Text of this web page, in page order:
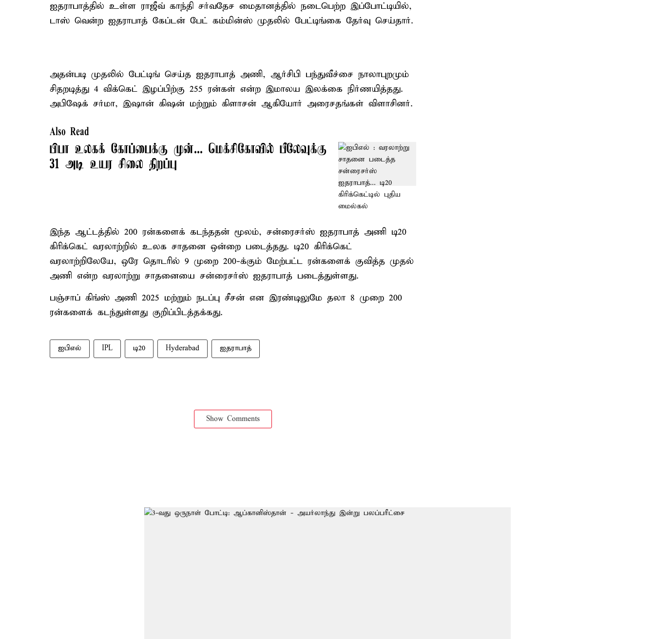
ஐதராபாத்தில் உள்ள ராஜீவ் காந்தி சர்வதேச மைதானத்தில் நடைபெற்ற இப்போட்டியில்,
டாஸ் வென்ற ஐதராபாத் கேப்டன் பேட் கம்மின்ஸ் முதலில் பேட்டிங்கை தேர்வு செய்தார்.
அதன்படி முதலில் பேட்டிங் செய்த ஐதராபாத் அணி, ஆர்சிபி பந்துவீச்சை நாலாபுறமும்
சிதறடித்து 4 விக்கெட் இழப்பிற்கு 255 ரன்கள் என்ற இமாலய இலக்கை நிர்ணயித்தது.
அபிஷேக் சர்மா, இஷான் கிஷன் மற்றும் கிளாசன் ஆகியோர் அரைசதங்கள் விளாசினர்.
Also Read
பிபா உலகக் கோப்பைக்கு முன்... மெக்சிகோவில் பீலேவுக்கு
31 அடி உயர சிலை திறப்பு
இந்த ஆட்டத்தில் 200 ரன்களைக் கடந்ததன் மூலம், சன்ரைசர்ஸ் ஐதராபாத் அணி டி20
கிரிக்கெட் வரலாற்றில் உலக சாதனை ஒன்றை படைத்தது. டி20 கிரிக்கெட்
வரலாற்றிலேயே, ஒரே தொடரில் 9 முறை 200-க்கும் மேற்பட்ட ரன்களைக் குவித்த முதல்
அணி என்ற வரலாற்று சாதனையை சன்ரைசர்ஸ் ஐதராபாத் படைத்துள்ளது.
பஞ்சாப் கிங்ஸ் அணி 2025 மற்றும் நடப்பு சீசன் என இரண்டிலுமே தலா 8 முறை 200
ரன்களைக் கடந்துள்ளது குறிப்பிடத்தக்கது.
ஐபிஎல் IPL டி20 Hyderabad ஐதராபாத்
Show Comments